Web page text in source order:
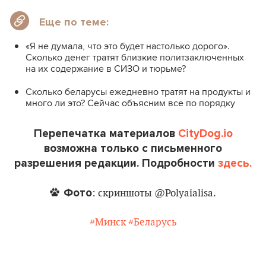
Еще по теме:
«Я не думала, что это будет настолько дорого».
Сколько денег тратят близкие политзаключенных
на их содержание в СИЗО и тюрьме?
Сколько беларусы ежедневно тратят на продукты и
много ли это? Сейчас объясним все по порядку
Перепечатка материалов CityDog.io
возможна только с письменного
разрешения редакции. Подробности здесь.
Фото: скриншоты @Polyaialisa.
#Минск #Беларусь